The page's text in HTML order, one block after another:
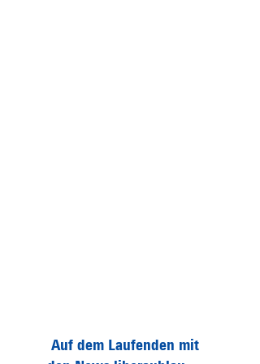
Auf dem Laufenden mit